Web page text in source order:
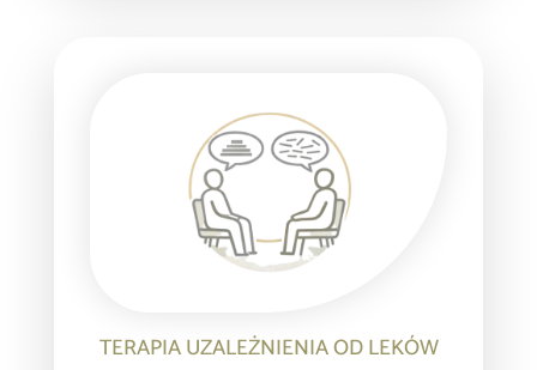
TERAPIA UZALEŻNIENIA OD LEKÓW